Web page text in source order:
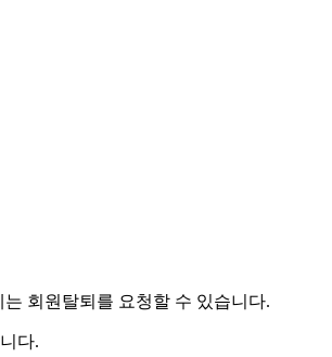
회원탈퇴를 요청할 수 있습니다.
다.